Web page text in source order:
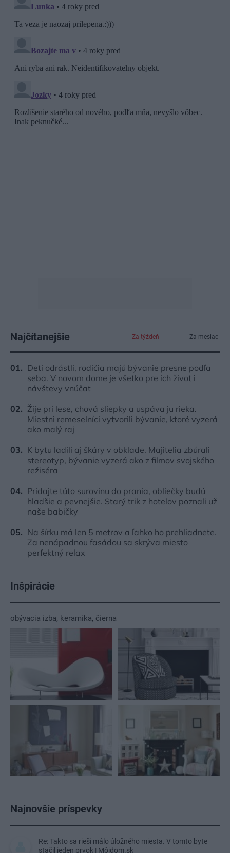
Najčítanejšie Za týždeň Za mesiac
Deti odrástli, rodičia majú bývanie presne podľa
seba. V novom dome je všetko pre ich život i
návštevy vnúčat
Žije pri lese, chová sliepky a uspáva ju rieka.
Miestni remeselníci vytvorili bývanie, ktoré vyzerá
ako malý raj
K bytu ladili aj škáry v obklade. Majitelia zbúrali
stereotyp, bývanie vyzerá ako z filmov svojského
režiséra
Pridajte túto surovinu do prania, obliečky budú
hladšie a pevnejšie. Starý trik z hotelov poznali už
naše babičky
Na šírku má len 5 metrov a ľahko ho prehliadnete.
Za nenápadnou fasádou sa skrýva miesto
perfektný relax
Inšpirácie
obývacia izba, keramika, čierna
Najnovšie príspevky
Re: Takto sa rieši málo úložného miesta. V tomto byte
stačil jeden prvok | Môjdom.sk